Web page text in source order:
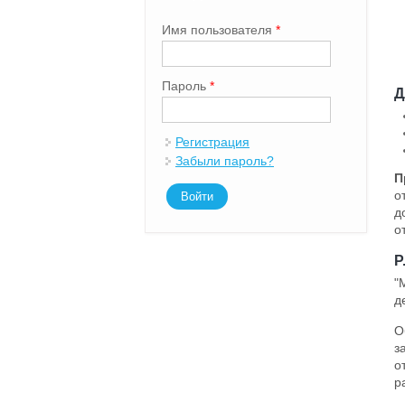
Имя пользователя *
Пароль *
Регистрация
Забыли пароль?